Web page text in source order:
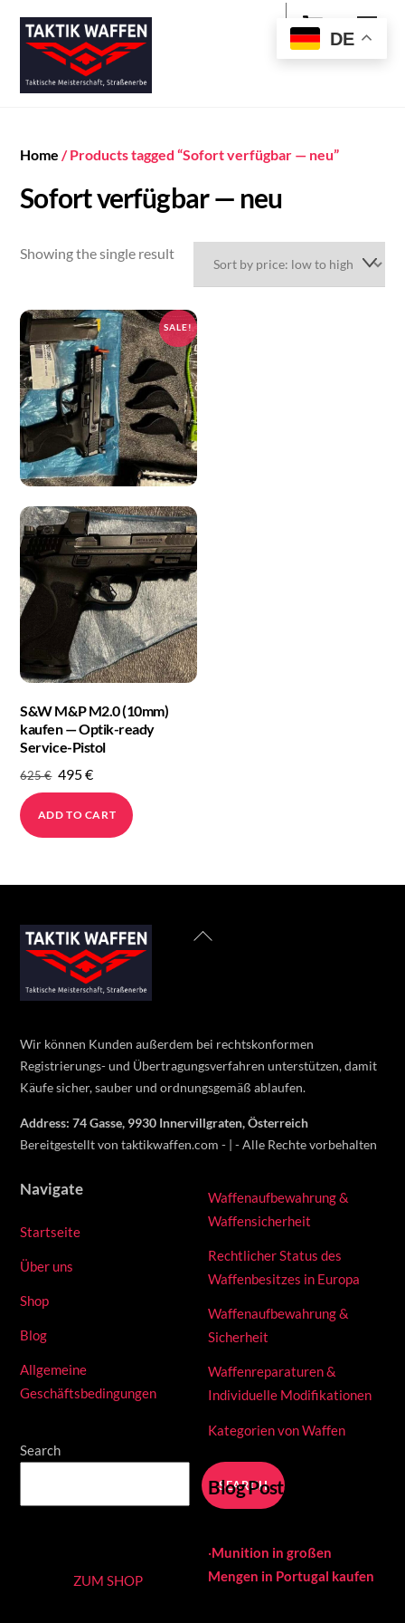
content
Cart
Home / Products tagged “Sofort verfügbar — neu”
Sofort verfügbar — neu
Showing the single result
SALE!
S&W M&P M2.0 (10mm)
kaufen — Optik-ready
Service-Pistol
625€ Original
price
was:
625 €.
495€Current
price
is:
495 €.
ADD TO CART
Back
Wir können Kunden außerdem bei rechtskonformen
Registrierungs- und Übertragungsverfahren unterstützen, damit
Käufe sicher, sauber und ordnungsgemäß ablaufen.
Address: 74 Gasse, 9930 Innervillgraten, Österreich
Bereitgestellt von taktikwaffen.com - | - Alle Rechte vorbehalten
Navigate
Startseite
Über uns
Shop
Blog
Allgemeine
Geschäftsbedingungen
Search
SEARCH
Waffenaufbewahrung &
Waffensicherheit
Rechtlicher Status des
Waffenbesitzes in Europa
Waffenaufbewahrung &
Sicherheit
Waffenreparaturen &
Individuelle Modifikationen
Kategorien von Waffen
Blog Posts
ZUM SHOP
·Munition in großen
Mengen in Portugal kaufen
DE